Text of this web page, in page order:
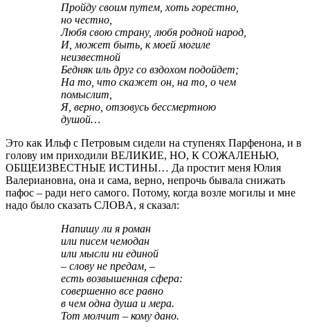
Пройду своим путем, хоть горестно,
но честно,
Любя свою страну, любя родной народ,
И, может быть, к моей могиле
неизвестной
Бедняк иль друг со вздохом подойдет;
На то, что скажет он, на то, о чем
помыслит,
Я, верно, отзовусь бессмертною
душой…
Это как Ильф с Петровым сидели на ступенях Парфенона, и в
голову им приходили ВЕЛИКИЕ, НО, К СОЖАЛЕНЬЮ,
ОБЩЕИЗВЕСТНЫЕ ИСТИНЫ… Да простит меня Юлия
Валериановна, она и сама, верно, непрочь бывала снижать
пафос – ради него самого. Потому, когда возле могилы и мне
надо было сказать СЛОВA, я сказал:
Напишу ли я роман
или писем чемодан
или мысли ни единой
– слову не предам, –
есть возвышенная сфера:
совершенно все равно
в чем одна душа и мера.
Тот молчит – кому дано.